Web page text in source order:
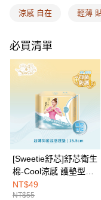
１．於結帳方式選擇「
３．收到繳費通知簡訊後
※ 請注意：結帳手續完成
購買商品的店家。未經商
後付繳納相關費用。
※ 交易是否成功請以「
是否繳費成功／繳費後需
客戶支援中心」 https://
【注意事項】
易，需依本服務之必要範
權轉讓予恩沛科技股份有
２．關於個人資料處理事宜
https://aftee.tw/terms/
每筆NT$100，滿
7-11取付
每筆NT$100，滿
付款後7-11取貨
每筆NT$100，滿
每筆NT$100，滿
EASY SHOP門市速取
免運費
涼感 自在 輕薄
必買清單
[Sweetie舒芯]舒芯衛生
棉-Cool涼感 護墊型
15.5cm(20片)
NT$49
NT$55